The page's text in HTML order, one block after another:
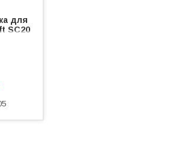
для
SC20